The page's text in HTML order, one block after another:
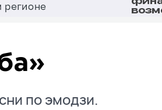
по эмодзи.